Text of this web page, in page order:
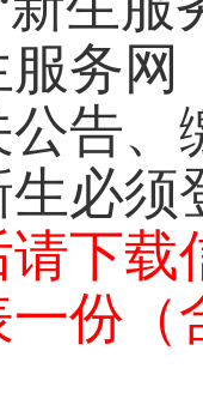
务网
告、
生必须
下载
份